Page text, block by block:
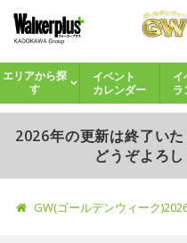
エリアから探
す
イベント
カレンダー
イ
ラ
2026年の更新は終了い
どうぞよろし
GW(ゴールデンウィーク